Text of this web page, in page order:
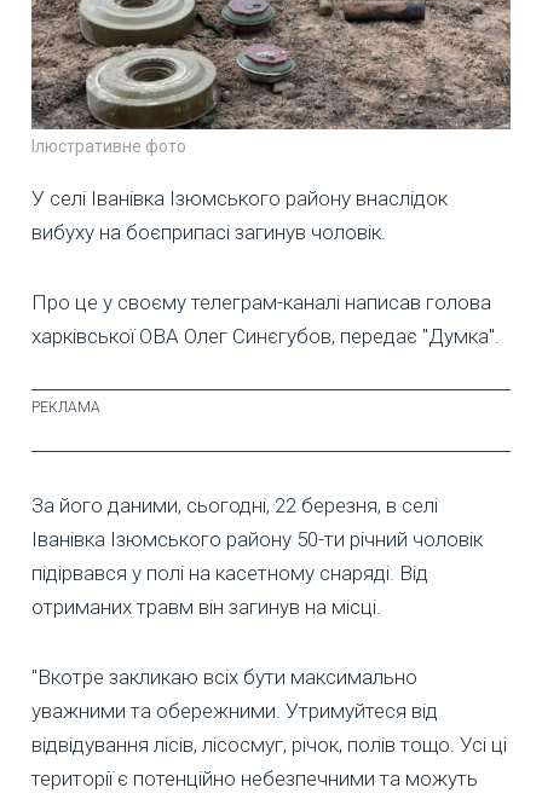
Ілюстративне фото
У селі Іванівка Ізюмського району внаслідок
вибуху на боєприпасі загинув чоловік.
Про це у своєму телеграм-каналі написав голова
харківської ОВА Олег Синєгубов, передає "Думка".
За його даними, сьогодні, 22 березня, в селі
Іванівка Ізюмського району 50-ти річний чоловік
підірвався у полі на касетному снаряді. Від
отриманих травм він загинув на місці.
"Вкотре закликаю всіх бути максимально
уважними та обережними. Утримуйтеся від
відвідування лісів, лісосмуг, річок, полів тощо. Усі ці
території є потенційно небезпечними та можуть